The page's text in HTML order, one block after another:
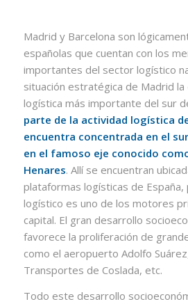
Madrid y Barcelona son
españolas que cuentan con los
importantes del sector logístico
situación estratégica de Madrid
logística más importante del sur
parte de la actividad logística
encuentra concentrada en el
en el famoso eje conocido
Henares. Allí se encuentran
plataformas logísticas de
logístico es uno de los motores
capital. El gran desarrollo
favorece la proliferación de
como el aeropuerto Adolfo
Transportes de Coslada, etc.
Todo este desarrollo